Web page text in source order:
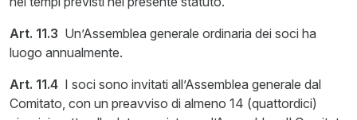
Art. 11.3 Un’Assemblea generale ordinaria dei soci ha
luogo annualmente.
Art. 11.4 I soci sono invitati all’Assemblea generale dal
Comitato, con un preavviso di almeno 14 (quattordici)